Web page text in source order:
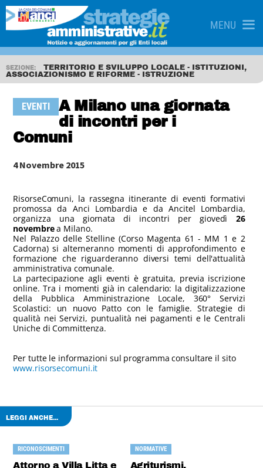
MENU
SEZIONE:
TERRITORIO E SVILUPPO LOCALE - ISTITUZIONI,
ASSOCIAZIONISMO E RIFORME - ISTRUZIONE
EVENTI
A Milano una giornata
di incontri per i
Comuni
4 Novembre 2015
RisorseComuni, la rassegna itinerante di eventi formativi
promossa da Anci Lombardia e da Ancitel Lombardia,
organizza una giornata di incontri per giovedì 26
novembrea Milano.
Nel Palazzo delle Stelline (Corso Magenta 61 - MM 1 e 2
Cadorna) si alterneranno momenti di approfondimento e
formazione che riguarderanno diversi temi dell'attualità
amministrativa comunale.
La partecipazione agli eventi è gratuita, previa iscrizione
online. Tra i momenti già in calendario: la digitalizzazione
della Pubblica Amministrazione Locale, 360° Servizi
Scolastici: un nuovo Patto con le famiglie. Strategie di
qualità nei Servizi, puntualità nei pagamenti e le Centrali
Uniche di Committenza.
Per tutte le informazioni sul programma consultare il sito
www.risorsecomuni.it
LEGGI ANCHE...
RICONOSCIMENTI
Attorno a Villa Litta e
NORMATIVE
Agriturismi,